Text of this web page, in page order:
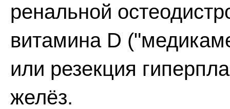
ренальной
витамина D
или резекция
желёз.